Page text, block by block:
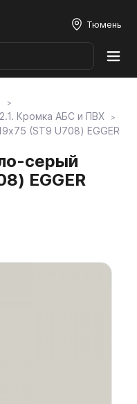
Тюмень
2.1. Кромка АБС и ПВХ
(ST9 U708) EGGER
серый
EGGER